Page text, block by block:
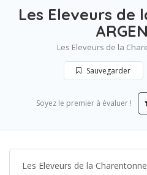
Les Eleveurs de
Les Eleveurs de la
Sauvegarder
Soyez le premier à évaluer !
Les Eleveurs de la